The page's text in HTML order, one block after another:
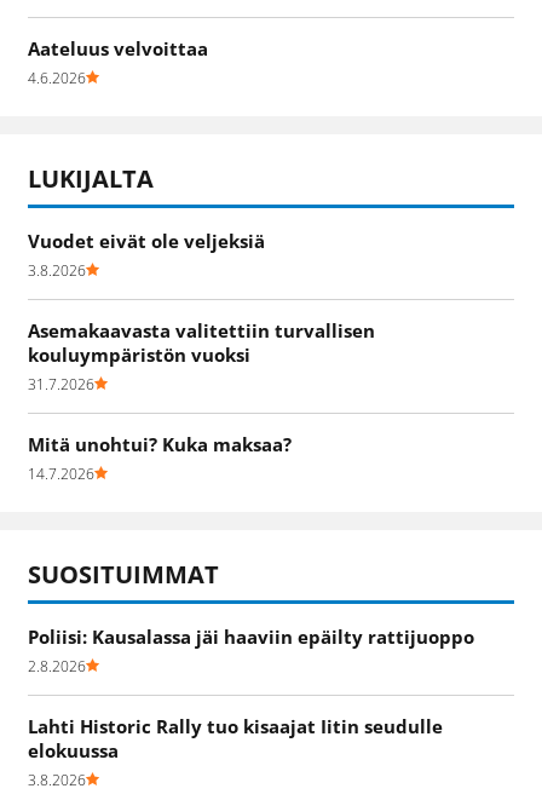
Aateluus velvoittaa
4.6.2026
LUKIJALTA
Vuodet eivät ole veljeksiä
3.8.2026
Asemakaavasta valitettiin turvallisen
kouluympäristön vuoksi
31.7.2026
Mitä unohtui? Kuka maksaa?
14.7.2026
SUOSITUIMMAT
Poliisi: Kausalassa jäi haaviin epäilty rattijuoppo
2.8.2026
Lahti Historic Rally tuo kisaajat Iitin seudulle
elokuussa
3.8.2026